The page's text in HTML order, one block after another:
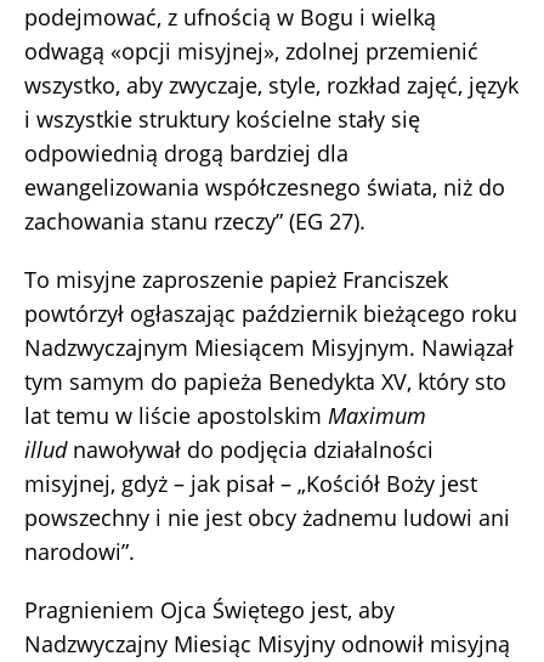
podejmować, z ufnością w Bogu i wielką
odwagą «opcji misyjnej», zdolnej przemienić
wszystko, aby zwyczaje, style, rozkład zajęć, język
i wszystkie struktury kościelne stały się
odpowiednią drogą bardziej dla
ewangelizowania współczesnego świata, niż do
zachowania stanu rzeczy” (EG 27).
To misyjne zaproszenie papież Franciszek
powtórzył ogłaszając październik bieżącego roku
Nadzwyczajnym Miesiącem Misyjnym. Nawiązał
tym samym do papieża Benedykta XV, który sto
lat temu w liście apostolskim Maximum
illudnawoływał do podjęcia działalności
misyjnej, gdyż – jak pisał – „Kościół Boży jest
powszechny i nie jest obcy żadnemu ludowi ani
narodowi”.
Pragnieniem Ojca Świętego jest, aby
Nadzwyczajny Miesiąc Misyjny odnowił misyjną